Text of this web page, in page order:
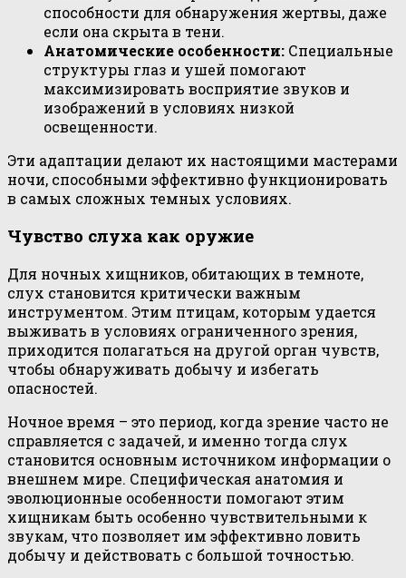
способности для обнаружения жертвы, даже
если она скрыта в тени.
Анатомические особенности: Специальные
структуры глаз и ушей помогают
максимизировать восприятие звуков и
изображений в условиях низкой
освещенности.
Эти адаптации делают их настоящими мастерами
ночи, способными эффективно функционировать
в самых сложных темных условиях.
Чувство слуха как оружие
Для ночных хищников, обитающих в темноте,
слух становится критически важным
инструментом. Этим птицам, которым удается
выживать в условиях ограниченного зрения,
приходится полагаться на другой орган чувств,
чтобы обнаруживать добычу и избегать
опасностей.
Ночное время – это период, когда зрение часто не
справляется с задачей, и именно тогда слух
становится основным источником информации о
внешнем мире. Специфическая анатомия и
эволюционные особенности помогают этим
хищникам быть особенно чувствительными к
звукам, что позволяет им эффективно ловить
добычу и действовать с большой точностью.